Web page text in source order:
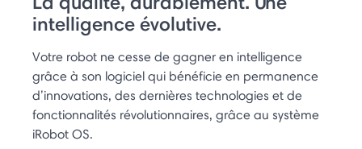
intelligence évolutive.
Votre robot ne cesse de gagner en intelligence
grâce à son logiciel qui bénéficie en permanence
d’innovations, des dernières technologies et de
fonctionnalités révolutionnaires, grâce au système
iRobot OS.